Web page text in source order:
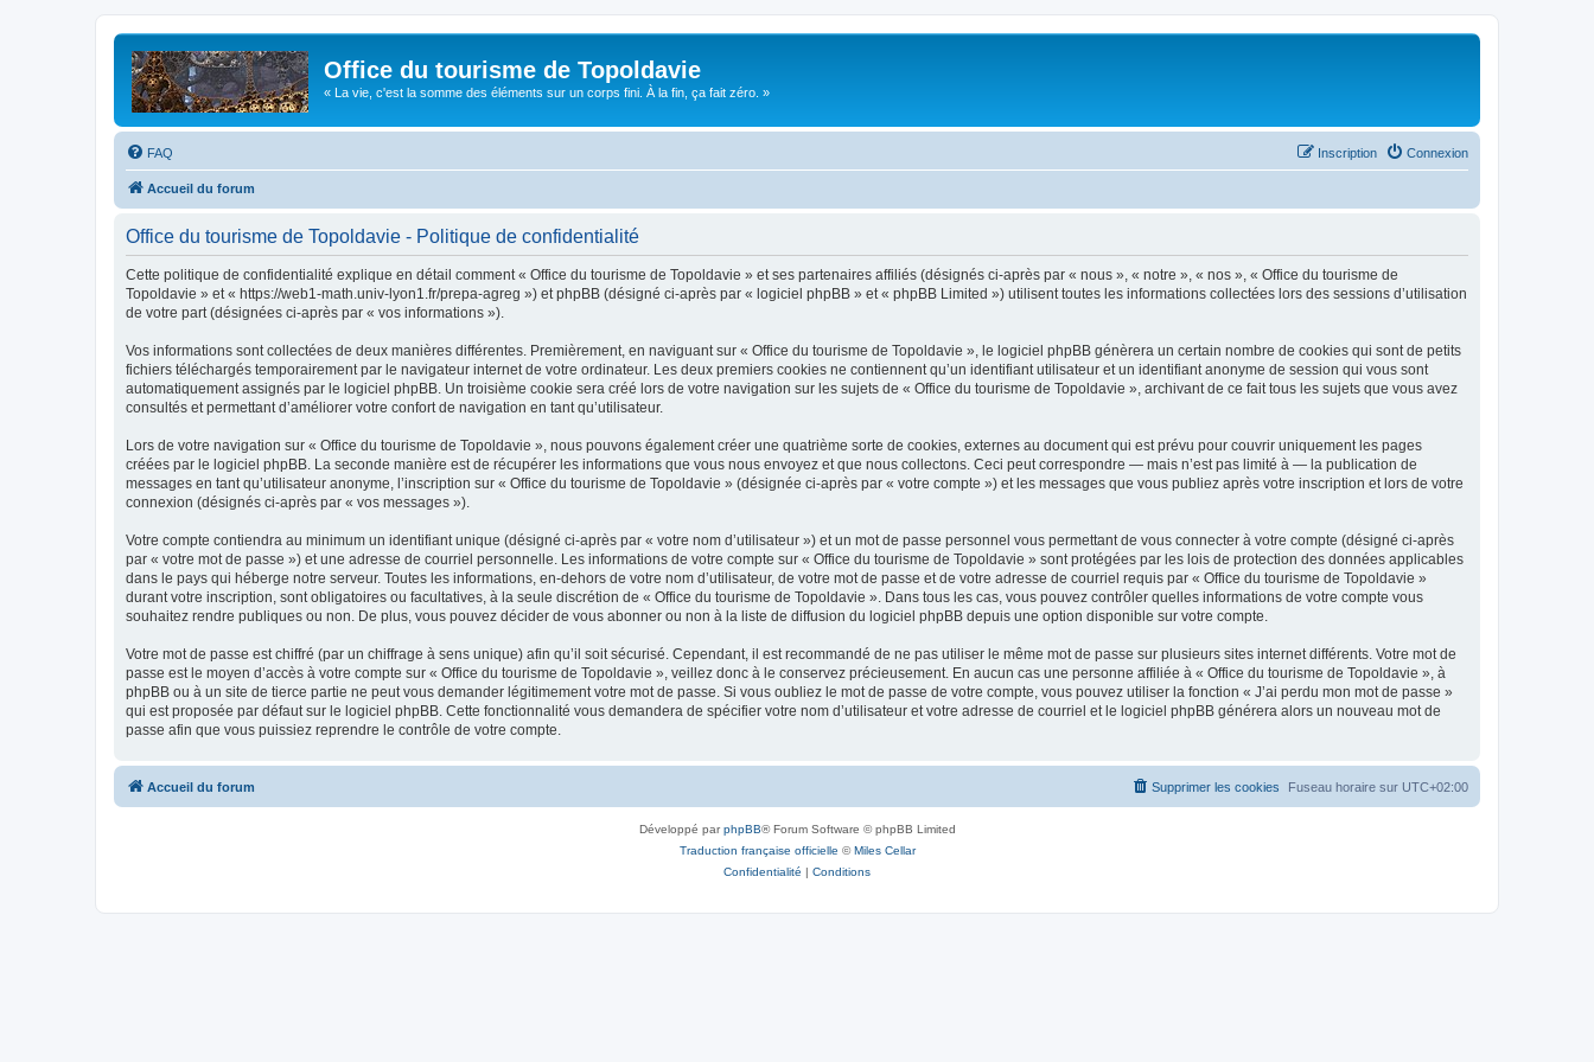
Office du tourisme de Topoldavie
« La vie, c'est la somme des éléments sur un corps fini. À la fin, ça fait zéro. »
FAQ Connexion
Inscription
Accueil du forum
Office du tourisme de Topoldavie - Politique de confidentialité
Cette politique de confidentialité explique en détail comment « Office du tourisme de Topoldavie » et ses partenaires affiliés (désignés ci-après par « nous », « notre », « nos », « Office du tourisme de
Topoldavie » et « https://web1-math.univ-lyon1.fr/prepa-agreg ») et phpBB (désigné ci-après par « logiciel phpBB » et « phpBB Limited ») utilisent toutes les informations collectées lors des sessions d’utilisation
de votre part (désignées ci-après par « vos informations »).
Vos informations sont collectées de deux manières différentes. Premièrement, en naviguant sur « Office du tourisme de Topoldavie », le logiciel phpBB génèrera un certain nombre de cookies qui sont de petits
fichiers téléchargés temporairement par le navigateur internet de votre ordinateur. Les deux premiers cookies ne contiennent qu’un identifiant utilisateur et un identifiant anonyme de session qui vous sont
automatiquement assignés par le logiciel phpBB. Un troisième cookie sera créé lors de votre navigation sur les sujets de « Office du tourisme de Topoldavie », archivant de ce fait tous les sujets que vous avez
consultés et permettant d’améliorer votre confort de navigation en tant qu’utilisateur.
Lors de votre navigation sur « Office du tourisme de Topoldavie », nous pouvons également créer une quatrième sorte de cookies, externes au document qui est prévu pour couvrir uniquement les pages
créées par le logiciel phpBB. La seconde manière est de récupérer les informations que vous nous envoyez et que nous collectons. Ceci peut correspondre — mais n’est pas limité à — la publication de
messages en tant qu’utilisateur anonyme, l’inscription sur « Office du tourisme de Topoldavie » (désignée ci-après par « votre compte ») et les messages que vous publiez après votre inscription et lors de votre
connexion (désignés ci-après par « vos messages »).
Votre compte contiendra au minimum un identifiant unique (désigné ci-après par « votre nom d’utilisateur ») et un mot de passe personnel vous permettant de vous connecter à votre compte (désigné ci-après
par « votre mot de passe ») et une adresse de courriel personnelle. Les informations de votre compte sur « Office du tourisme de Topoldavie » sont protégées par les lois de protection des données applicables
dans le pays qui héberge notre serveur. Toutes les informations, en-dehors de votre nom d’utilisateur, de votre mot de passe et de votre adresse de courriel requis par « Office du tourisme de Topoldavie »
durant votre inscription, sont obligatoires ou facultatives, à la seule discrétion de « Office du tourisme de Topoldavie ». Dans tous les cas, vous pouvez contrôler quelles informations de votre compte vous
souhaitez rendre publiques ou non. De plus, vous pouvez décider de vous abonner ou non à la liste de diffusion du logiciel phpBB depuis une option disponible sur votre compte.
Votre mot de passe est chiffré (par un chiffrage à sens unique) afin qu’il soit sécurisé. Cependant, il est recommandé de ne pas utiliser le même mot de passe sur plusieurs sites internet différents. Votre mot de
passe est le moyen d’accès à votre compte sur « Office du tourisme de Topoldavie », veillez donc à le conservez précieusement. En aucun cas une personne affiliée à « Office du tourisme de Topoldavie », à
phpBB ou à un site de tierce partie ne peut vous demander légitimement votre mot de passe. Si vous oubliez le mot de passe de votre compte, vous pouvez utiliser la fonction « J’ai perdu mon mot de passe »
qui est proposée par défaut sur le logiciel phpBB. Cette fonctionnalité vous demandera de spécifier votre nom d’utilisateur et votre adresse de courriel et le logiciel phpBB générera alors un nouveau mot de
passe afin que vous puissiez reprendre le contrôle de votre compte.
Accueil du forum Fuseau horaire sur UTC+02:00
Supprimer les cookies
Développé parphpBB® Forum Software © phpBB Limited
Traduction française officielle ©Miles Cellar
Confidentialité | Conditions